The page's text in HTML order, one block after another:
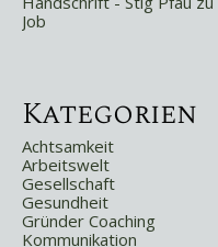
Job
Kategorien
Achtsamkeit
Arbeitswelt
Gesellschaft
Gesundheit
Gründer Coaching
Kommunikation